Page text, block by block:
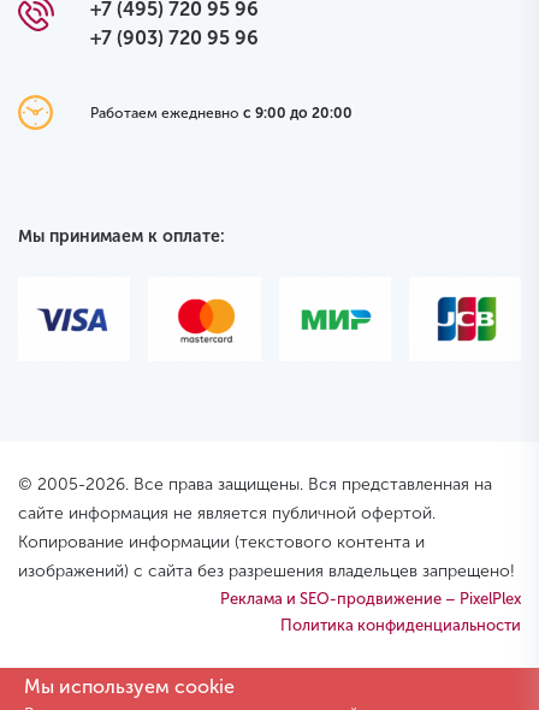
+7 (495) 720 95 96
+7 (903) 720 95 96
Работаем ежедневно с 9:00 до 20:00
Мы принимаем к оплате:
© 2005-2026. Все права защищены. Вся представленная на
сайте информация не является публичной офертой.
Копирование информации (текстового контента и
изображений) с сайта без разрешения владельцев запрещено!
Реклама и SEO-продвижение – PixelPlex
Политика конфиденциальности
Мы используем cookie